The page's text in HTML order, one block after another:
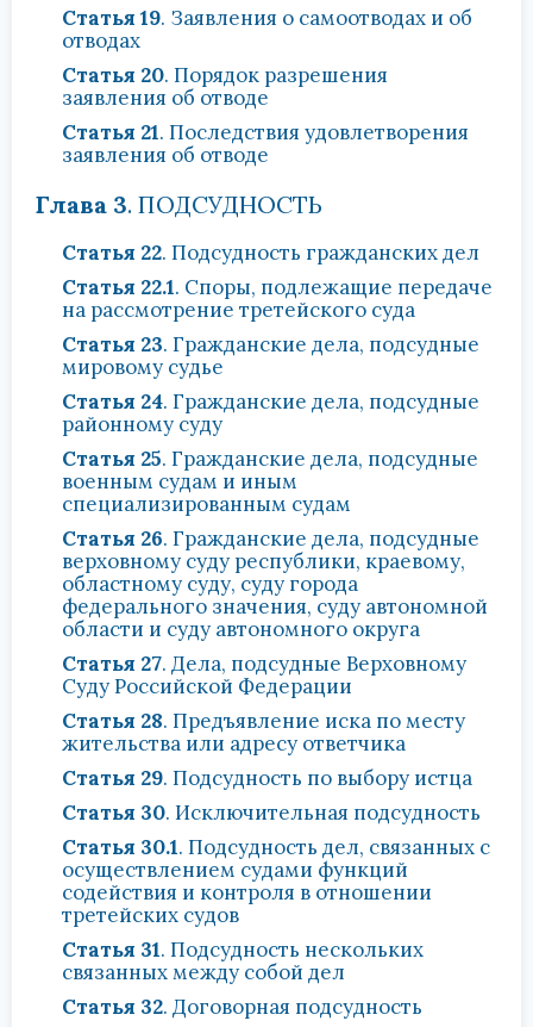
Статья 19. Заявления о самоотводах и об
отводах
Статья 20. Порядок разрешения
заявления об отводе
Статья 21. Последствия удовлетворения
заявления об отводе
Глава 3. ПОДСУДНОСТЬ
Статья 22. Подсудность гражданских дел
Статья 22.1. Споры, подлежащие передаче
на рассмотрение третейского суда
Статья 23. Гражданские дела, подсудные
мировому судье
Статья 24. Гражданские дела, подсудные
районному суду
Статья 25. Гражданские дела, подсудные
военным судам и иным
специализированным судам
Статья 26. Гражданские дела, подсудные
верховному суду республики, краевому,
областному суду, суду города
федерального значения, суду автономной
области и суду автономного округа
Статья 27. Дела, подсудные Верховному
Суду Российской Федерации
Статья 28. Предъявление иска по месту
жительства или адресу ответчика
Статья 29. Подсудность по выбору истца
Статья 30. Исключительная подсудность
Статья 30.1. Подсудность дел, связанных с
осуществлением судами функций
содействия и контроля в отношении
третейских судов
Статья 31. Подсудность нескольких
связанных между собой дел
Статья 32. Договорная подсудность